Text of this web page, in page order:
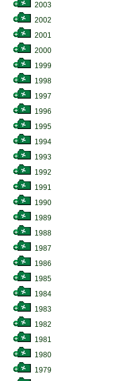
2003
2002
2001
2000
1999
1998
1997
1996
1995
1994
1993
1992
1991
1990
1989
1988
1987
1986
1985
1984
1983
1982
1981
1980
1979